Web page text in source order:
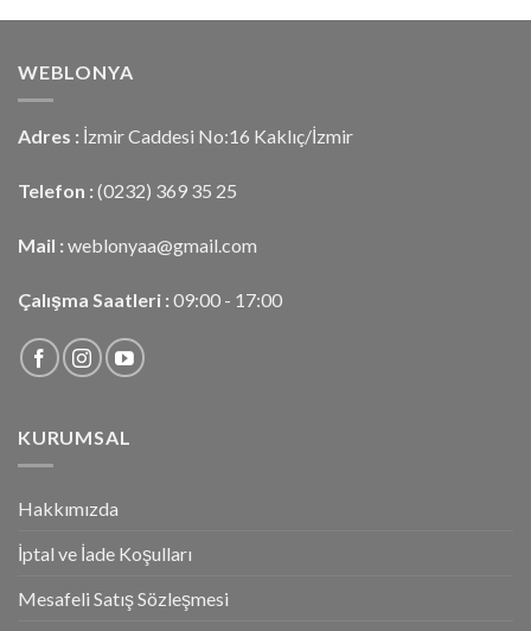
WEBLONYA
Adres : İzmir Caddesi No:16 Kaklıç/İzmir
Telefon : (0232) 369 35 25
Mail : weblonyaa@gmail.com
Çalışma Saatleri : 09:00 - 17:00
KURUMSAL
Hakkımızda
İptal ve İade Koşulları
Mesafeli Satış Sözleşmesi